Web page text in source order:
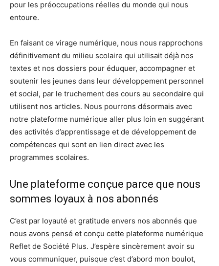
pour les préoccupations réelles du monde qui nous
entoure.
En faisant ce virage numérique, nous nous rapprochons
définitivement du milieu scolaire qui utilisait déjà nos
textes et nos dossiers pour éduquer, accompagner et
soutenir les jeunes dans leur développement personnel
et social, par le truchement des cours au secondaire qui
utilisent nos articles. Nous pourrons désormais avec
notre plateforme numérique aller plus loin en suggérant
des activités d’apprentissage et de développement de
compétences qui sont en lien direct avec les
programmes scolaires.
Une plateforme conçue parce que nous
sommes loyaux à nos abonnés
C’est par loyauté et gratitude envers nos abonnés que
nous avons pensé et conçu cette plateforme numérique
Reflet de Société Plus. J’espère sincèrement avoir su
vous communiquer, puisque c’est d’abord mon boulot,